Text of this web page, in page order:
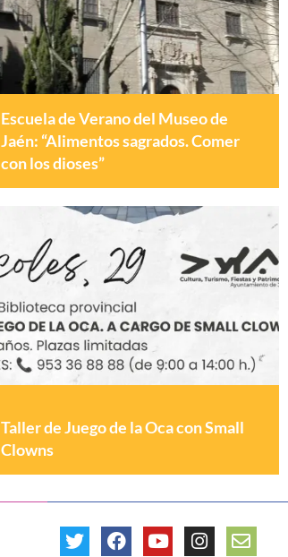
Escuela de Verano del Museo de
Jaén: “Alimentos sagrados. Comer
con los dioses”
Taller de Juego de la Oca con Small
Clowns